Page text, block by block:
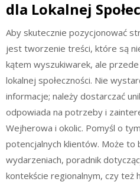
dla Lokalnej
Aby skutecznie pozycjonować
jest tworzenie treści, które są
kątem wyszukiwarek, ale
lokalnej społeczności. Nie
informacje; należy dostarczać
odpowiada na potrzeby i
Wejherowa i okolic. Pomyśl o
potencjalnych klientów. Może to
wydarzeniach, poradnik
kontekście regionalnym, czy też